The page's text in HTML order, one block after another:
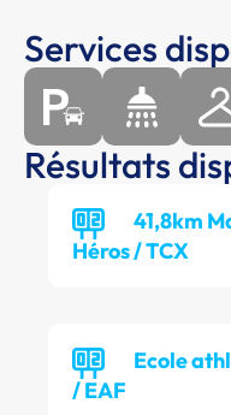
Services
Résultats
41,8km
Héros / TCX
Ecole
/ EAF